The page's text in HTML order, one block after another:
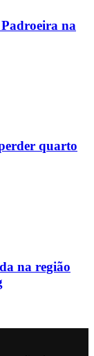
na
quarto
na região